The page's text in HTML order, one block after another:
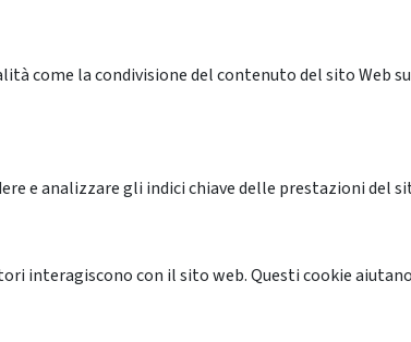
come la condivisione del contenuto del sito Web
e analizzare gli indici chiave delle prestazioni del
interagiscono con il sito web. Questi cookie